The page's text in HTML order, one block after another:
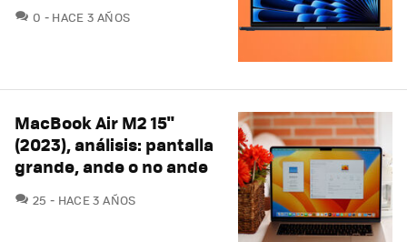
0 COMENTARIOS
HACE 3 AÑOS
MacBook Air M2 15"
(2023), análisis: pantalla
grande, ande o no ande
25 COMENTARIOS
HACE 3 AÑOS